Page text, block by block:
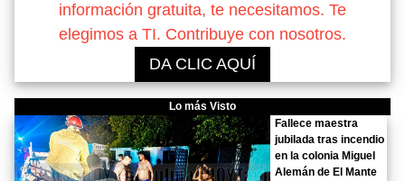
información gratuita, te necesitamos. Te
elegimos a TI. Contribuye con nosotros.
DA CLIC AQUÍ
Lo más Visto
Fallece maestra
jubilada tras incendio
en la colonia Miguel
Alemán de El Mante